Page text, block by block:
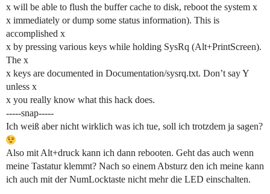
x will be able to flush the buffer cache to disk, reboot the system x
x immediately or dump some status information). This is
accomplished x
x by pressing various keys while holding SysRq (Alt+PrintScreen).
The x
x keys are documented in Documentation/sysrq.txt. Don’t say Y
unless x
x you really know what this hack does.
-----snap-----
Ich weiß aber nicht wirklich was ich tue, soll ich trotzdem ja sagen?
Also mit Alt+druck kann ich dann rebooten. Geht das auch wenn
meine Tastatur klemmt? Nach so einem Absturz den ich meine kann
ich auch mit der NumLocktaste nicht mehr die LED einschalten.